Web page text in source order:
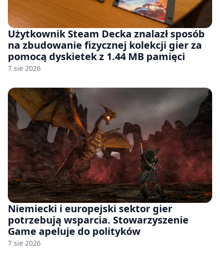
Użytkownik Steam Decka znalazł sposób
na zbudowanie fizycznej kolekcji gier za
pomocą dyskietek z 1.44 MB pamięci
7 sie 2026
Niemiecki i europejski sektor gier
potrzebują wsparcia. Stowarzyszenie
Game apeluje do polityków
7 sie 2026